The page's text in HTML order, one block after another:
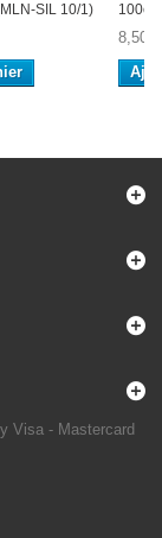
SIL 10/1)
8,50 €
Visa - Mastercard